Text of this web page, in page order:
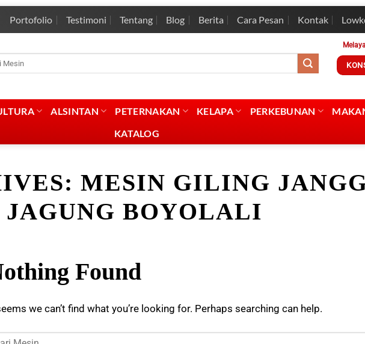
Portofolio Testimoni Tentang Blog Berita Cara Pesan Kontak
ALSINTAN PETERNAKAN KELAPA PERKEBUNAN
KATALOG
MESIN GILING
JAGUNG BOYOLALI
Found
we can’t find what you’re looking for. Perhaps searching can help.